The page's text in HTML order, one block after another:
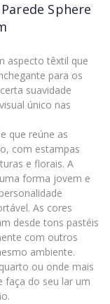
Sphere
aspecto têxtil que
para os
suavidade
único nas
que reúne as
com estampas
e florais. A
forma jovem e
As cores
desde tons pastéis
com outros
ambiente.
ou onde mais
faça do seu lar um